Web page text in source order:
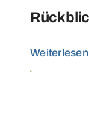
Weiterlesen